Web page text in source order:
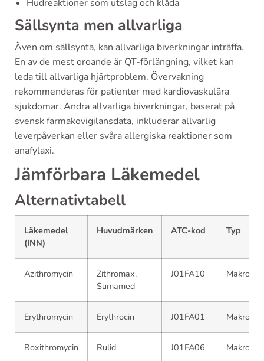
Hudreaktioner som utslag och klåda
Sällsynta men allvarliga
Även om sällsynta, kan allvarliga biverkningar inträffa.
En av de mest oroande är QT-förlängning, vilket kan
leda till allvarliga hjärtproblem. Övervakning
rekommenderas för patienter med kardiovaskulära
sjukdomar. Andra allvarliga biverkningar, baserat på
svensk farmakovigilansdata, inkluderar allvarlig
leverpåverkan eller svåra allergiska reaktioner som
anafylaxi.
Jämförbara Läkemedel
Alternativtabell
Läkemedel
(INN)
Huvudmärken ATC-kod Typ
Azithromycin
Zithromax,
Sumamed
J01FA10 Makrolid
Erythromycin Erythrocin J01FA01 Makrolid
Roxithromycin Rulid J01FA06 Makrolid